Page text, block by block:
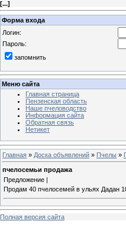
[...]
Форма входа
Логин:
Пароль:
запомнить
Меню сайта
Главная страница
Пензенская область
Наше пчеловодство
Информация сайта
Обратная связь
Нетикет
Главная » Доска объявлений » Пчелы »
пчелосемьи продажа
Предложение |
Продам 40 пчелосемей в ульях Дадан
Полная версия сайта